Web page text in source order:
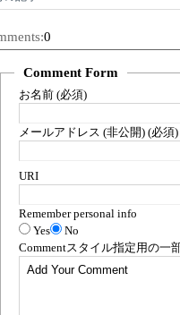
0
Comment Form
お名前 (必須)
メールアドレス (非公開) (必須)
URI
Remember personal info
Yes
No
Commentスタイル指定用の一